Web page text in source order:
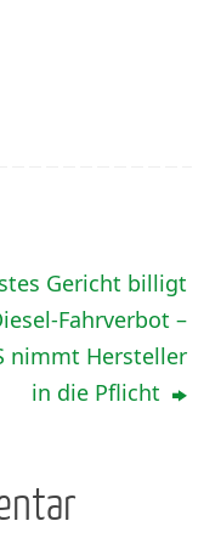
Gericht billigt
Fahrverbot –
nimmt Hersteller
in die Pflicht